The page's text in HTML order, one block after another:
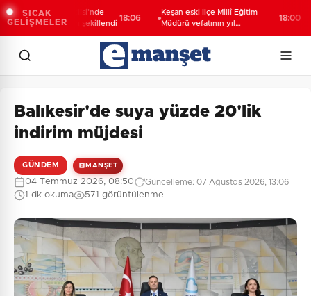
SICAK
GELİŞMELER
Karabağlar Meclisi'nde
yeniden şekillendi
18:06
Keşan eski İlçe Millî Eğitim
Müdürü vefatının yıl
18:00
Balıkesir'de suya yüzde 20'lik
indirim müjdesi
GÜNDEM MANŞET
04 Temmuz 2026, 08:50 Güncelleme: 07 Ağustos 2026, 13:06
1 dk okuma 571 görüntülenme